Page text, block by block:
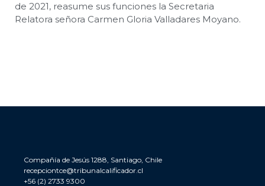
de 2021, reasume sus funciones la Secretaria
Relatora señora Carmen Gloria Valladares Moyano.
Compañía de Jesús 1288, Santiago, Chile
recepciontce@tribunalcalificador.cl
+56 (2) 2733 9300